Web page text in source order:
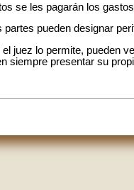
se les pagarán los
pueden designar
juez lo permite, pueden
siempre presentar su